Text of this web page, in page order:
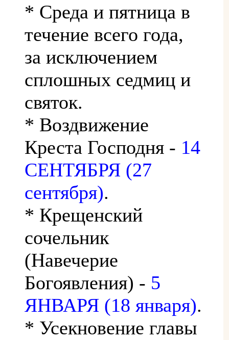
* Среда и пятница в
течение всего года,
за исключением
сплошных седмиц и
святок.
* Воздвижение
Креста Господня - 14
СЕНТЯБРЯ (27
сентября).
* Крещенский
сочельник
(Навечерие
Богоявления) - 5
ЯНВАРЯ (18 января).
* Усекновение главы